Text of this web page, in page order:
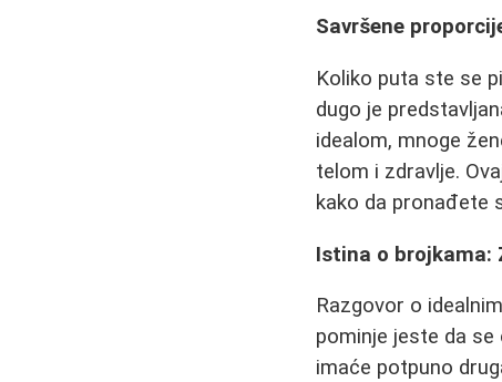
Savršene
Koliko puta ste se
dugo je
idealom, mnoge
telom i zdravlje.
kako da pronađete
Istina o brojkama:
Razgovor o
pominje jeste da
imaće potpuno